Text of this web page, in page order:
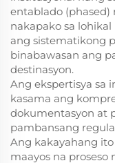
entablado (phased)
nakapako sa
ang sistematikong
binabawasan ang
destinasyon.
Ang ekspertisya sa
kasama ang
dokumentasyon at
pambansang
Ang kakayahang
maayos na proseso